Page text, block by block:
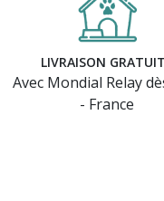
LIVRAISON
Avec Mondial Relay
- France